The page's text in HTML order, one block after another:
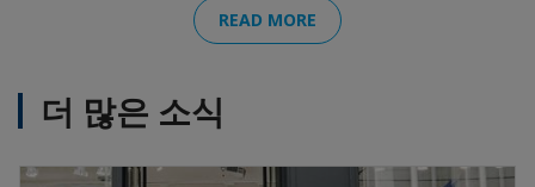
READ MORE
더 많은 소식